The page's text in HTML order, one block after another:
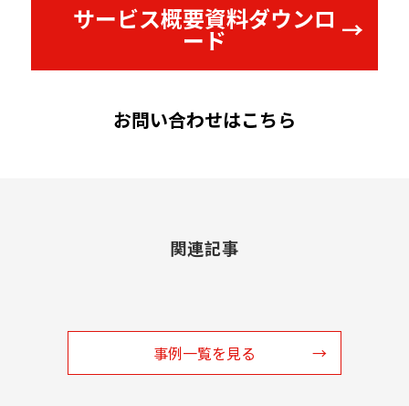
サービス概要資料ダウンロ
ード
お問い合わせはこちら
関連記事
事例一覧を見る